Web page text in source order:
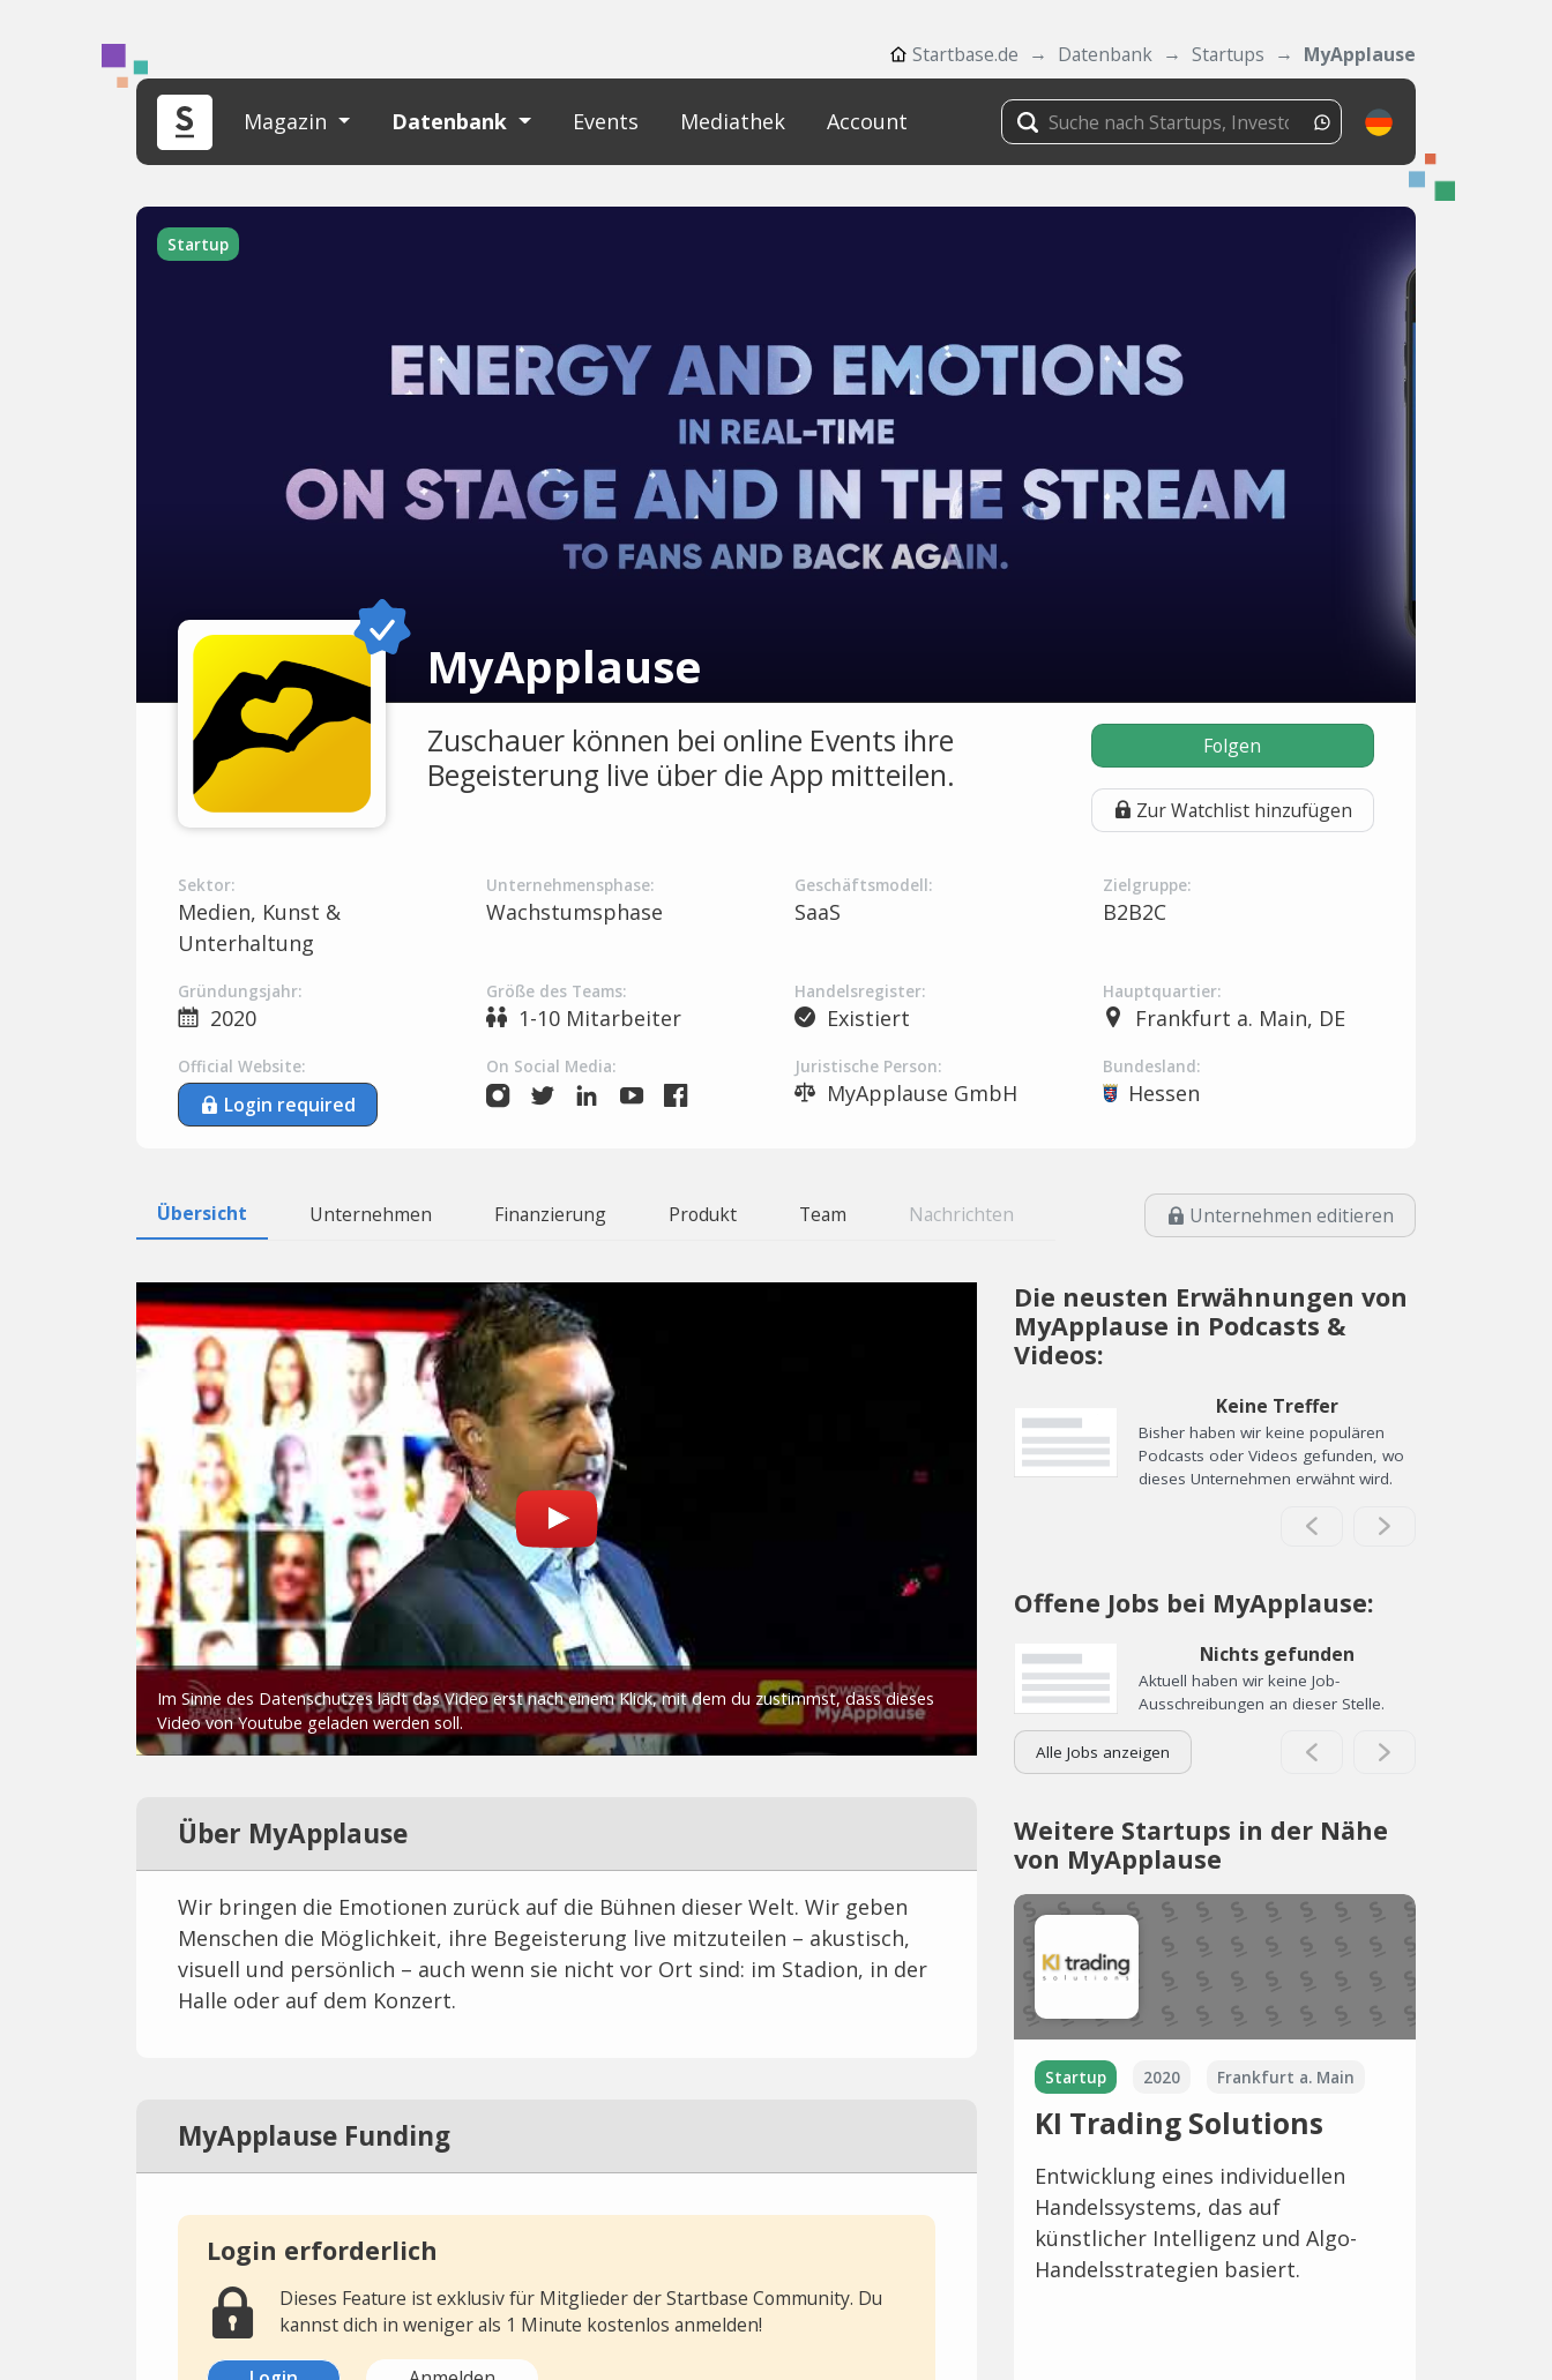
Startbase.de Datenbank Startups MyApplause
Magazin Datenbank Events Mediathek Account
Startup
MyApplause
Zuschauer können bei online Events ihre
Begeisterung live über die App mitteilen.
Folgen
Zur Watchlist hinzufügen
Sektor:
Medien, Kunst &
Unterhaltung
Unternehmensphase:
Wachstumsphase
Geschäftsmodell:
SaaS
Zielgruppe:
B2B2C
Gründungsjahr:
2020
Größe des Teams:
1-10 Mitarbeiter
Handelsregister:
Existiert
Hauptquartier:
Frankfurt a. Main, DE
Official Website:
Login required
On Social Media: Juristische Person:
MyApplause GmbH
Bundesland:
Hessen
Übersicht Unternehmen Finanzierung Produkt Team Nachrichten Unternehmen editieren
Über MyApplause
Wir bringen die Emotionen zurück auf die Bühnen dieser Welt. Wir geben
Menschen die Möglichkeit, ihre Begeisterung live mitzuteilen – akustisch,
visuell und persönlich – auch wenn sie nicht vor Ort sind: im Stadion, in der
Halle oder auf dem Konzert.
MyApplause Funding
Login erforderlich
Dieses Feature ist exklusiv für Mitglieder der Startbase Community. Du
kannst dich in weniger als 1 Minute kostenlos anmelden!
Die neusten Erwähnungen von
MyApplause in Podcasts &
Videos:
Keine Treffer
Bisher haben wir keine populären
Podcasts oder Videos gefunden, wo
dieses Unternehmen erwähnt wird.
Offene Jobs bei MyApplause:
Nichts gefunden
Aktuell haben wir keine Job-
Ausschreibungen an dieser Stelle.
Alle Jobs anzeigen
Weitere Startups in der Nähe
von MyApplause
Startup 2020 Frankfurt a. Main
KI Trading Solutions
Entwicklung eines individuellen
Handelssystems, das auf
künstlicher Intelligenz und Algo-
Handelsstrategien basiert.